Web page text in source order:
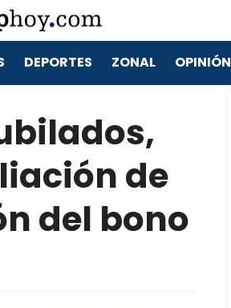
DEPORTES ZONAL OPINIÓN
de
del bono